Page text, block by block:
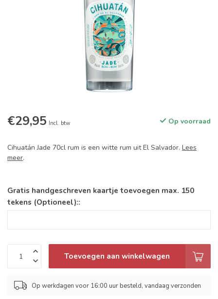
€29,95 Incl. btw Op voorraad
Cihuatán Jade 70cl rum is een witte rum uit El Salvador. Lees
meer.
Gratis handgeschreven kaartje toevoegen max. 150
tekens (Optioneel)::
Toevoegen aan winkelwagen
Op werkdagen voor 16:00 uur besteld, vandaag verzonden